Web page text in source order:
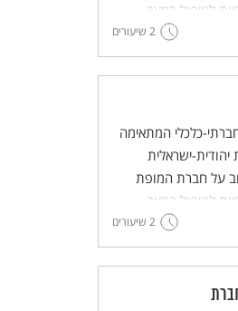
לטיפול במצב.
2 שיעורים
כלכלי המתאימה
יהודית-ישראלית
על חברת המופת
לטיפול במצב.
2 שיעורים